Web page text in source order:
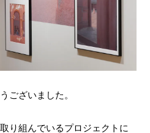
ございました。
り組んでいるプロジェクトに